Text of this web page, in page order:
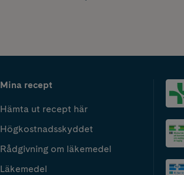
Mina recept
Hämta ut recept här
Högkostnadsskyddet
Rådgivning om läkemedel
Läkemedel